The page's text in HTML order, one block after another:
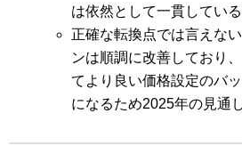
は依然として一貫している
正確な転換点では言えな
ンは順調に改善しており
てより良い価格設定のバ
になるため2025年の見通